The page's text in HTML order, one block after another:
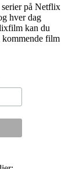
på Netflix
hver dag
kan du
kommende film